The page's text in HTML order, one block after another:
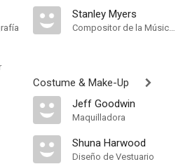
Stanley Myers
Compositor de la Música Original
Costume & Make-Up
Jeff Goodwin
Maquilladora
Shuna Harwood
Diseño de Vestuario